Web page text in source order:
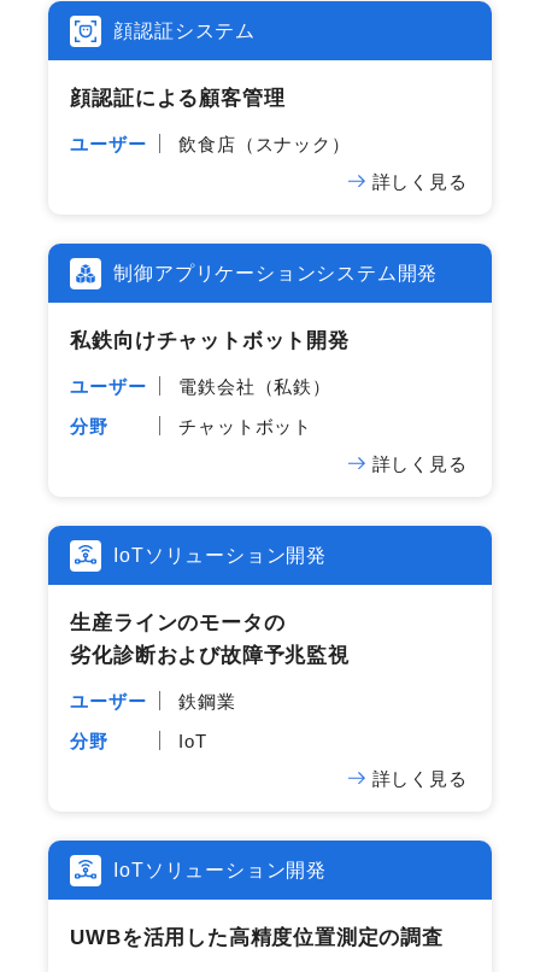
顔認証システム
顔認証に​よる​顧客管理
ユーザー
飲食店（スナック）
詳しく見る
制御アプリケーションシステム開発
私鉄向けチャットボット開発
ユーザー
電鉄会社（私鉄）
分野
チャットボット
詳しく見る
IoTソリューション開発
生産ラインの​モータの​
劣化診断および故障予兆監視
ユーザー
鉄鋼業
分野
IoT
詳しく見る
IoTソリューション開発
UWBを​活用した​高精度位置測定の​調査